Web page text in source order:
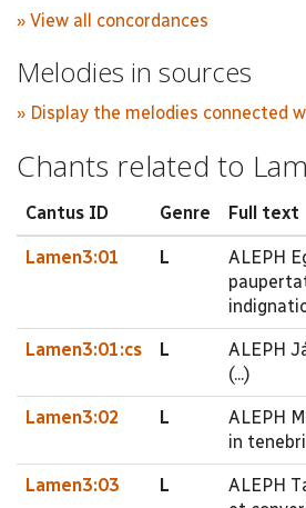
» View all concordances
Melodies in sources
» Display the melodies connected
Chants related to
Cantus ID Genre Full text
Lamen3:01 L
ALEPH
Lamen3:01:cs L
ALEPH
(...)
Lamen3:02 L
ALEPH
in
Lamen3:03 L
ALEPH